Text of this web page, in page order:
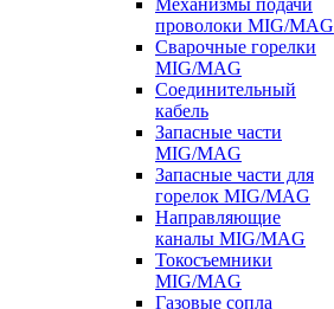
Механизмы подачи
проволоки MIG/MAG
Сварочные горелки
MIG/MAG
Соединительный
кабель
Запасные части
MIG/MAG
Запасные части для
горелок MIG/MAG
Направляющие
каналы MIG/MAG
Токосъемники
MIG/MAG
Газовые сопла